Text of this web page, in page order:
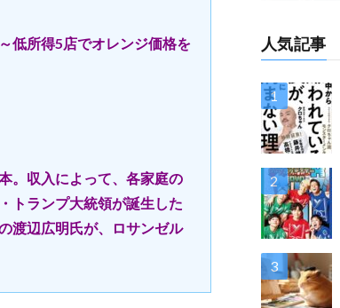
低所得5店でオレンジ価格を
。収入によって、各家庭の
トランプ大統領が誕生した
渡辺広明氏が、ロサンゼル
人気記事